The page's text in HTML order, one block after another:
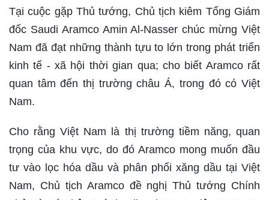
Tại cuộc gặp Thủ tướng, Chủ tịch kiêm Tổng Giám
đốc Saudi Aramco Amin Al-Nasser chúc mừng Việt
Nam đã đạt những thành tựu to lớn trong phát triển
kinh tế - xã hội thời gian qua; cho biết Aramco rất
quan tâm đến thị trường châu Á, trong đó có Việt
Nam.
Cho rằng Việt Nam là thị trường tiềm năng, quan
trọng của khu vực, do đó Aramco mong muốn đầu
tư vào lọc hóa dầu và phân phối xăng dầu tại Việt
Nam, Chủ tịch Aramco đề nghị Thủ tướng Chính